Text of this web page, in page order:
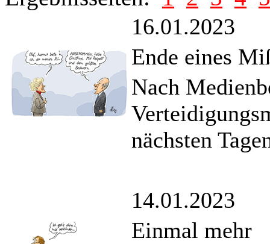
16.01.2023
Ende eines
Nach
nächsten
14.01.2023
Einmal mehr